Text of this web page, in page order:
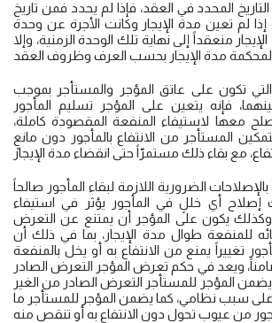
المحدد في العقد، فإذا لم يحدد فمن تاريخ
إذا لم تعين مدة الإيجار وكانت الأجرة عن وحدة
منعقداً إلى نهاية تلك الوحدة الزمنية، وإلا
التي تكون على عاتق المؤجر والمستأجر بموجب
فإنه يتعين على المؤجر تسليم المأجور
معها لاستيفاء المنفعة المقصودة كاملة،
المستأجر من الانتفاع بالمأجور دون مانعٍ
الضرورية اللازمة لبقاء المأجور صالحاً
إصلاح أي خللٍ في المأجور يؤثر في استيفاء
وكذلك يكون على المؤجر أن يمتنع عن التعرض
للمنفعة طوال مدة الإيجار، بما في ذلك أن
تغييراً يمنع من الانتفاع به أو يخل بالمنفعة
ويعد في حكم تعرض المؤجر التعرض الصادر
يضمن المؤجر للمستأجر التعرض الصادر من الغير
على سبب نظامي، كما يضمن المؤجر للمستأجر ما